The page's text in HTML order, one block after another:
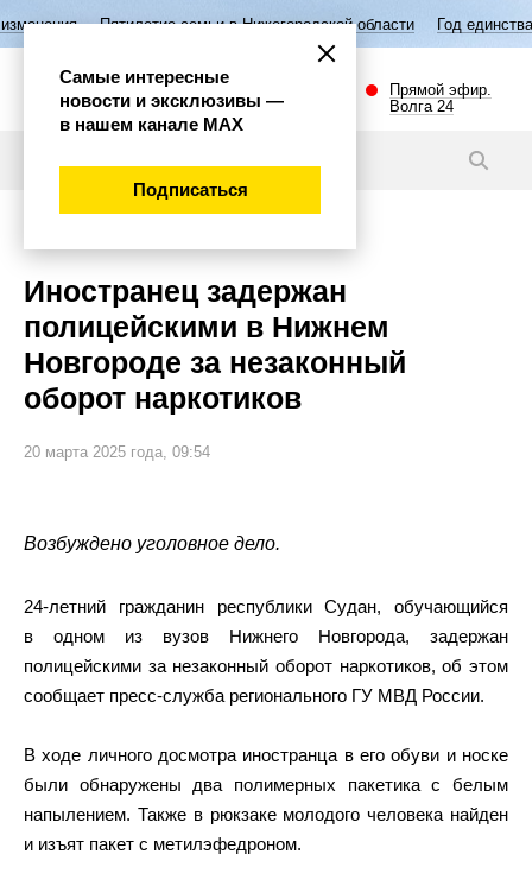
семьи в Нижегородской области Год единства народов
Прямой эфир.
Волга 24
Иностранец задержан
полицейскими в Нижнем
Новгороде за незаконный
оборот наркотиков
20 марта 2025 года, 09:54
Возбуждено уголовное дело.
24-летний гражданин республики Судан, обучающийся
в одном из вузов Нижнего Новгорода, задержан
полицейскими за незаконный оборот наркотиков, об этом
сообщает пресс-служба регионального ГУ МВД России.
В ходе личного досмотра иностранца в его обуви и носке
были обнаружены два полимерных пакетика с белым
напылением. Также в рюкзаке молодого человека найден
и изъят пакет с метилэфедроном.
Самые интересные
новости и эксклюзивы —
в нашем канале МАХ
Подписаться